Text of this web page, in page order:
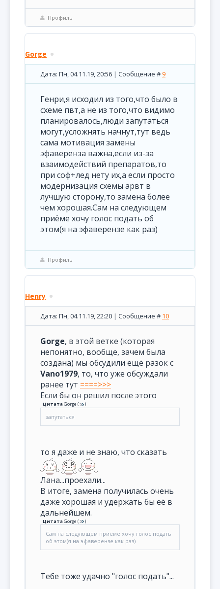
Профиль
Gorge
Дата: Пн, 04.11.19, 20:56 | Сообщение #9
Генри,я исходил из того,что было в
схеме пвт,а не из того,что видимо
планировалось,люди запутаться
могут,усложнять начнут,тут ведь
сама мотивация замены
эфаверенза важна,если из-за
взаимодействий препаратов,то
при соф+лед нету их,а если просто
модернизация схемы арвт в
лучшую сторону,то замена более
чем хорошая.Сам на следующем
приёме хочу голос подать об
этом(я на эфаверензе как раз)
Профиль
Henry
Дата: Пн, 04.11.19, 22:20 | Сообщение # 10
Gorge, в этой ветке (которая
непонятно, вообще, зачем была
создана) мы обсудили ещё разок с
Vano1979, то, что уже обсуждали
ранее тут ====>>>
Если бы он решил после этого
ЦитатаGorge ( )
запутаться
то я даже и не знаю, что сказать
Лана...проехали...
В итоге, замена получилась очень
даже хорошая и удержать бы её в
дальнейшем.
ЦитатаGorge ( )
Сам на следующем приёме хочу голос подать
об этом(я на эфаверензе как раз)
Тебе тоже удачно "голос подать"...